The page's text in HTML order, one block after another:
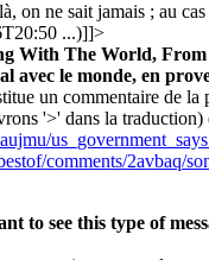
on ne sait jamais ; au
...)]]>
With The World,
avec le monde, en
un commentaire de
'>' dans la
comments/2avbaq/
to see this type of